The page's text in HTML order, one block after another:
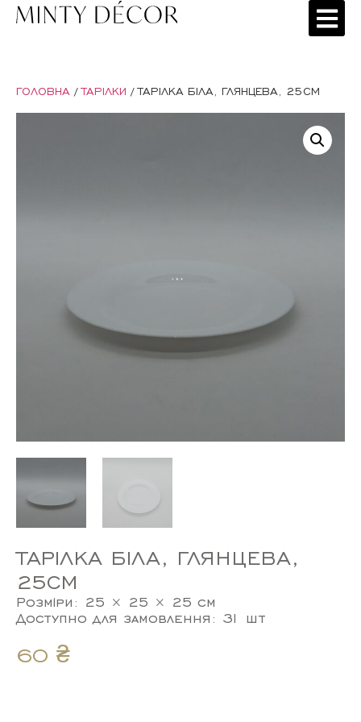
ГОЛОВНА /ТАРІЛКИ / ТАРІЛКА БІЛА, ГЛЯНЦЕВА, 25СМ
ТАРІЛКА БІЛА, ГЛЯНЦЕВА,
25СМ
Розміри: 25 × 25 × 25 см
Доступно для замовлення: 31 шт
60 ₴